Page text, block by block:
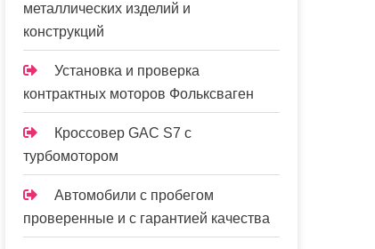
металлических изделий и
конструкций
Установка и проверка
контрактных моторов Фольксваген
Кроссовер GAC S7 с
турбомотором
Автомобили с пробегом
проверенные и с гарантией качества